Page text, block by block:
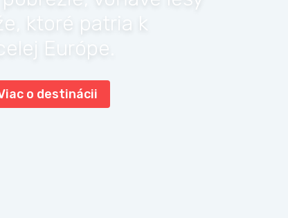
ktoré patria k
Európe.
o destinácii